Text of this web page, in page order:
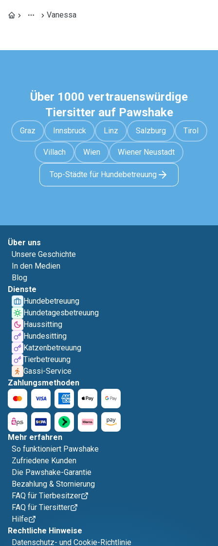
Vanessa
Über 1000 vertrauenswürdige
Tiersitter auf Pawshake
Graz Innsbruck Linz Salzburg Tirol
Villach Wien Wiener Neustadt
Top-Städte für Hundebetreuung
Über uns
Unsere Geschichte
In den Medien
Blog
Dienste
Hundebetreuung
Hundetagesbetreuung
Haussitting
Hundesitting
Katzenbetreuung
Tierbetreuung
Gassi-Service
Zahlungsmethoden
Mehr erfahren
So funktioniert Pawshake
Zufriedene Kunden
Die Pawshake-Garantie
Bezahlung & Stornierung
FAQ für Tierbesitzer
FAQ für Tiersitter
Hilfe
Rechtliche Hinweise
Datenschutz- und Cookie-Richtlinie